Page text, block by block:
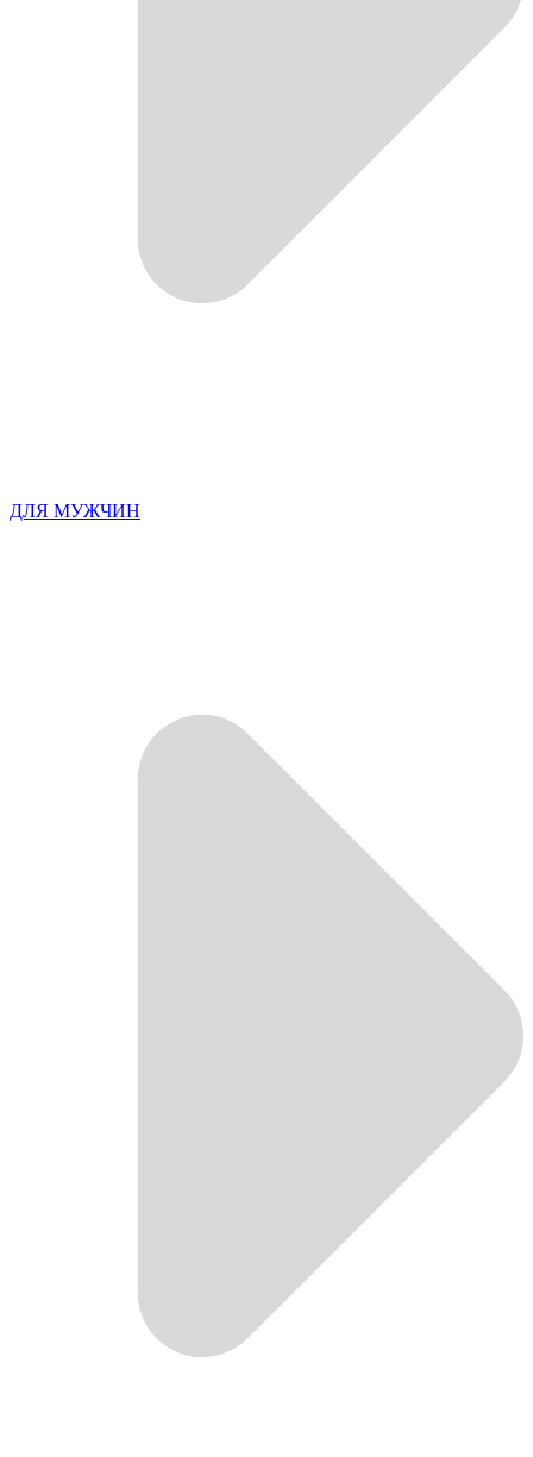
ДЛЯ МУЖЧИН